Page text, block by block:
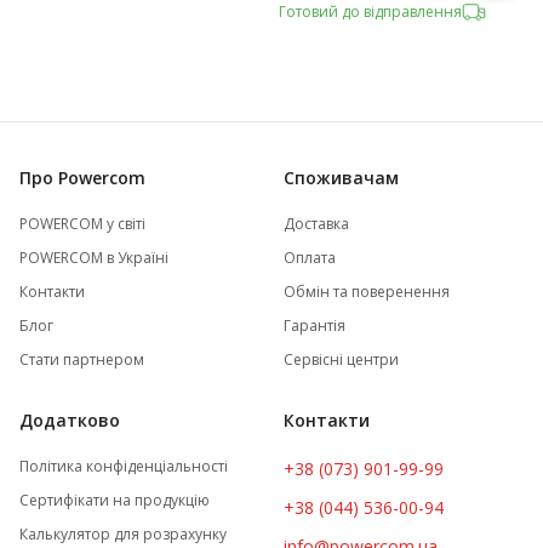
Готовий до відправлення
Про Powercom
POWERCOM у світі
POWERCOM в Україні
Контакти
Блог
Стати партнером
Споживачам
Доставка
Оплата
Обмін та поверенення
Гарантія
Сервісні центри
Додатково
Політика конфіденціальності
Сертифікати на продукцію
Калькулятор для розрахунку
Контакти
+38 (073) 901-99-99
+38 (044) 536-00-94